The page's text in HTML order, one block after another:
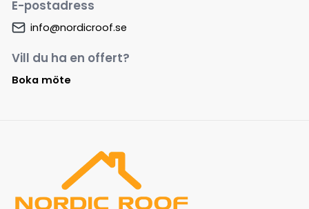
E-postadress
info@nordicroof.se
Vill du ha en offert?
Boka möte